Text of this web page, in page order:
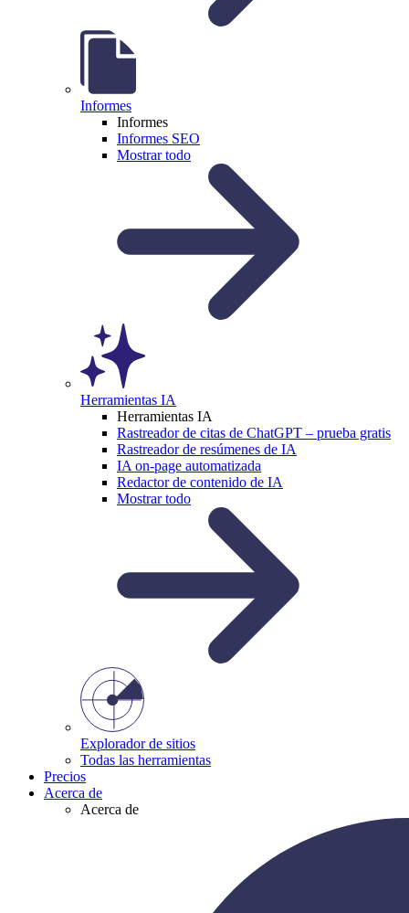
Informes
Informes
Informes SEO
Mostrar todo
Herramientas IA
Herramientas IA
Rastreador de citas de ChatGPT – prueba gratis
Rastreador de resúmenes de IA
IA on-page automatizada
Redactor de contenido de IA
Mostrar todo
Explorador de sitios
Todas las herramientas
Precios
Acerca de
Acerca de